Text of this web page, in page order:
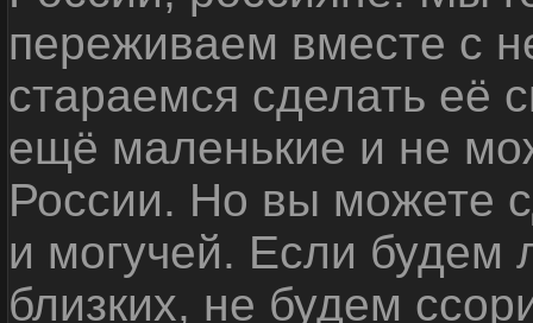
переживаем вместе с
стараемся сделать её
ещё маленькие и не
России. Но вы можете
и могучей. Если будем
близких, не будем